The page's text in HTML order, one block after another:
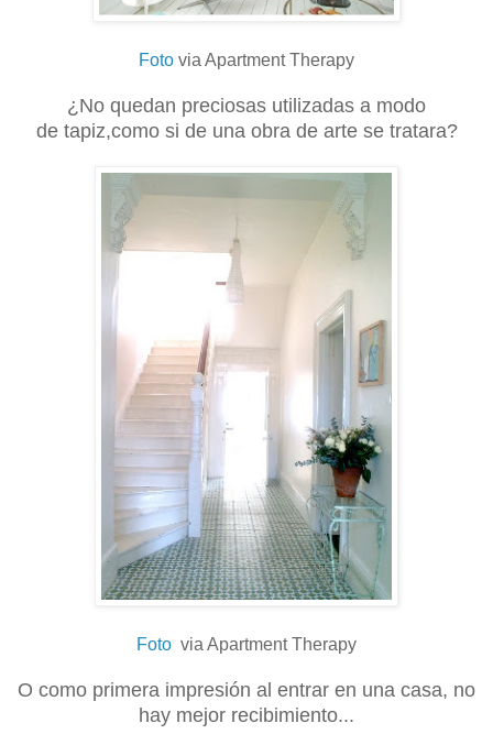
Foto via Apartment Therapy
¿No quedan preciosas utilizadas a modo
de tapiz,como si de una obra de arte se tratara?
Foto via Apartment Therapy
O como primera impresión al entrar en una casa, no
hay mejor recibimiento...